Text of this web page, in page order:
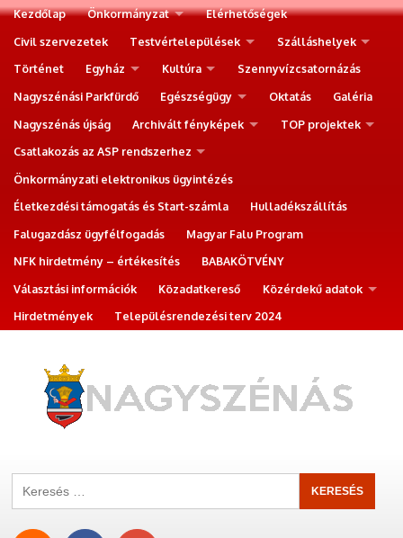
Kezdőlap Önkormányzat
Elérhetőségek
Civil szervezetek
Testvértelepülések
Szálláshelyek
Történet
Egyház Kultúra
Szennyvízcsatornázás
Nagyszénási Parkfürdő
Egészségügy Oktatás
Galéria
Nagyszénás újság
Archivált fényképek
TOP projektek
Csatlakozás az ASP rendszerhez
Önkormányzati elektronikus ügyintézés
Életkezdési támogatás és Start-számla
Hulladékszállítás
Falugazdász ügyfélfogadás
Magyar Falu Program
NFK hirdetmény – értékesítés
BABAKÖTVÉNY
Választási információk
Közadatkereső
Közérdekű adatok
Hirdetmények
Településrendezési terv 2024